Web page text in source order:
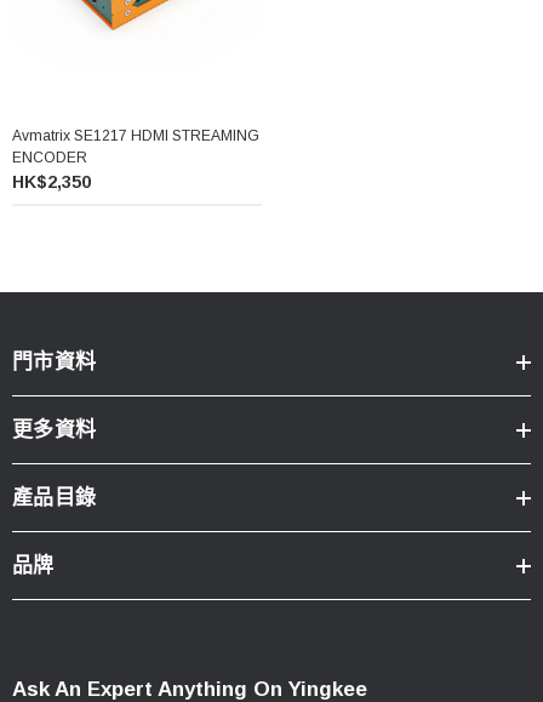
Avmatrix SE1217 HDMI STREAMING
ENCODER
HK$2,350
門市資料
更多資料
產品目錄
品牌
Ask An Expert Anything On Yingkee